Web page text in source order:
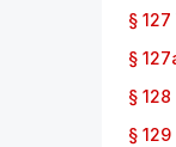
§ 127
§
§ 128
§ 129